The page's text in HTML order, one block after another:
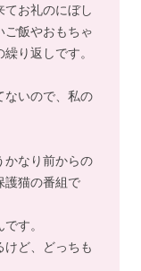
お礼のにぼし
ご飯やおもちゃ
り返しです。
ないので、私の
かなり前からの
護猫の番組で
す。
ど、どっちも